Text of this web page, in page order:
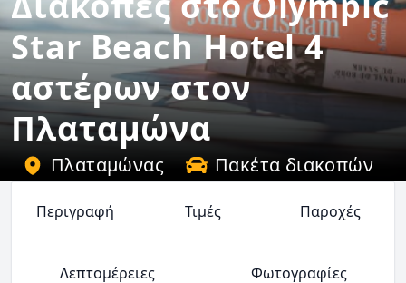
Star Beach Hotel 4
αστέρων στον
Πλαταμώνα
Πλαταμώνας Πακέτα διακοπών
Περιγραφή Τιμές Παροχές
Λεπτομέρειες Φωτογραφίες